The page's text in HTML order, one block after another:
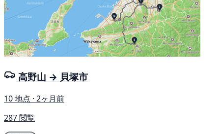
高野山 → 貝塚市
10 地点 · 2ヶ月前
287 閲覧